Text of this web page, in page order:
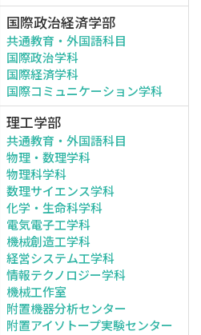
国際政治経済学部
共通教育・外国語科目
国際政治学科
国際経済学科
国際コミュニケーション学科
理工学部
共通教育・外国語科目
物理・数理学科
物理科学科
数理サイエンス学科
化学・生命科学科
電気電子工学科
機械創造工学科
経営システム工学科
情報テクノロジー学科
機械工作室
附置機器分析センター
附置アイソトープ実験センター